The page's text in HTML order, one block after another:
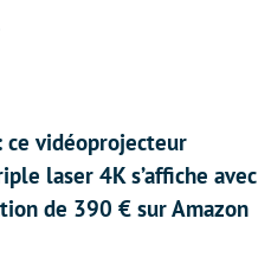
ce vidéoprojecteur
laser 4K s’affiche avec
de 390 € sur Amazon